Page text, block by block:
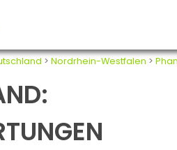
> Nordrhein-Westfalen >